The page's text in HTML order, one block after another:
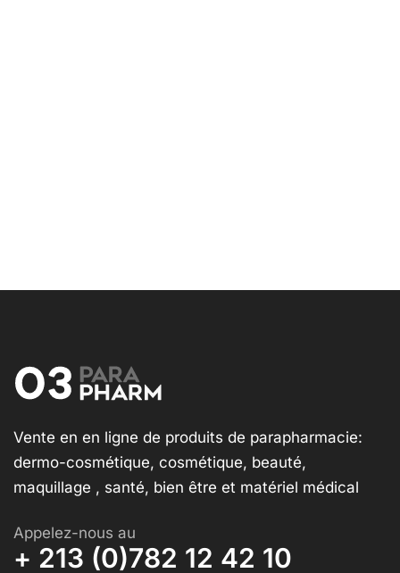
Vente en en ligne de produits de parapharmacie:
dermo-cosmétique, cosmétique, beauté,
maquillage , santé, bien être et matériel médical
Appelez-nous au
+ 213 (0)782 12 42 10